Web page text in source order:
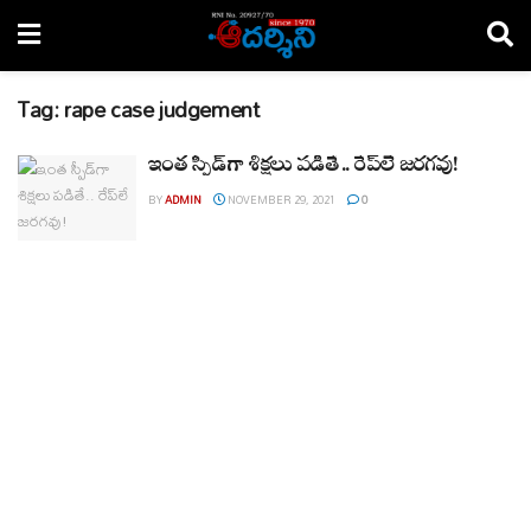
Tag:rape case judgement
ఇంత స్పీడ్‌గా శిక్షలు పడితే.. రేప్‌లే జరగవు!
BYADMIN NOVEMBER 29, 2021 0